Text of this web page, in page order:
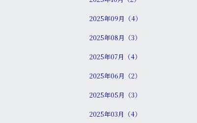
2025年09月（4）
2025年08月（3）
2025年07月（4）
2025年06月（2）
2025年05月（3）
2025年03月（4）